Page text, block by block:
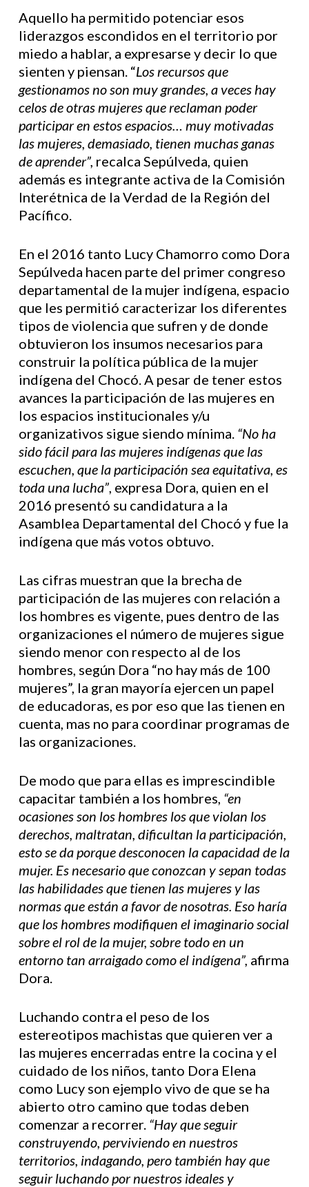
Aquello ha permitido potenciar esos
liderazgos escondidos en el territorio por
miedo a hablar, a expresarse y decir lo que
sienten y piensan. “Los recursos que
gestionamos no son muy grandes, a veces hay
celos de otras mujeres que reclaman poder
participar en estos espacios… muy motivadas
las mujeres, demasiado, tienen muchas ganas
de aprender”, recalca Sepúlveda, quien
además es integrante activa de la Comisión
Interétnica de la Verdad de la Región del
Pacífico.
En el 2016 tanto Lucy Chamorro como Dora
Sepúlveda hacen parte del primer congreso
departamental de la mujer indígena, espacio
que les permitió caracterizar los diferentes
tipos de violencia que sufren y de donde
obtuvieron los insumos necesarios para
construir la política pública de la mujer
indígena del Chocó. A pesar de tener estos
avances la participación de las mujeres en
los espacios institucionales y/u
organizativos sigue siendo mínima. “No ha
sido fácil para las mujeres indígenas que las
escuchen, que la participación sea equitativa, es
toda una lucha”, expresa Dora, quien en el
2016 presentó su candidatura a la
Asamblea Departamental del Chocó y fue la
indígena que más votos obtuvo.
Las cifras muestran que la brecha de
participación de las mujeres con relación a
los hombres es vigente, pues dentro de las
organizaciones el número de mujeres sigue
siendo menor con respecto al de los
hombres, según Dora “no hay más de 100
mujeres”, la gran mayoría ejercen un papel
de educadoras, es por eso que las tienen en
cuenta, mas no para coordinar programas de
las organizaciones.
De modo que para ellas es imprescindible
capacitar también a los hombres, “en
ocasiones son los hombres los que violan los
derechos, maltratan, dificultan la participación,
esto se da porque desconocen la capacidad de la
mujer. Es necesario que conozcan y sepan todas
las habilidades que tienen las mujeres y las
normas que están a favor de nosotras. Eso haría
que los hombres modifiquen el imaginario social
sobre el rol de la mujer, sobre todo en un
entorno tan arraigado como el indígena”, afirma
Dora.
Luchando contra el peso de los
estereotipos machistas que quieren ver a
las mujeres encerradas entre la cocina y el
cuidado de los niños, tanto Dora Elena
como Lucy son ejemplo vivo de que se ha
abierto otro camino que todas deben
comenzar a recorrer.“Hay que seguir
construyendo, perviviendo en nuestros
territorios, indagando, pero también hay que
seguir luchando por nuestros ideales y